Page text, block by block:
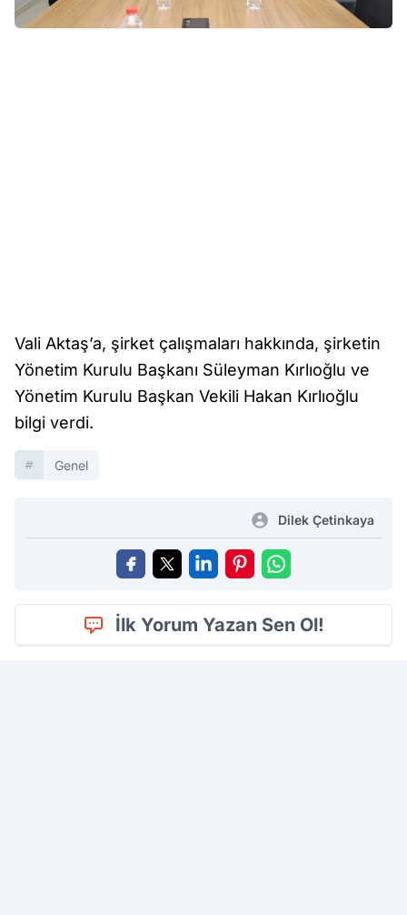
Vali Aktaş’a, şirket çalışmaları hakkında, şirketin
Yönetim Kurulu Başkanı Süleyman Kırlıoğlu ve
Yönetim Kurulu Başkan Vekili Hakan Kırlıoğlu
bilgi verdi.
Genel
Dilek Çetinkaya
İlk Yorum Yazan Sen Ol!